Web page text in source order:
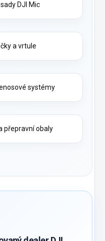
DJI Mic
a vrtule
systémy
přepravní obaly